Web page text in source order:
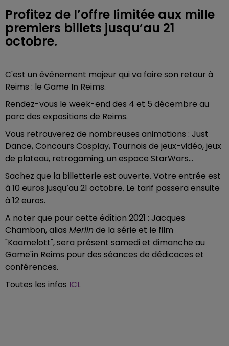
Profitez de l’offre limitée aux mille
premiers billets jusqu’au 21
octobre.
C'est un événement majeur qui va faire son retour à
Reims : le Game In Reims.
Rendez-vous le week-end des 4 et 5 décembre au
parc des expositions de Reims.
Vous retrouverez de nombreuses animations : Just
Dance, Concours Cosplay, Tournois de jeux-vidéo, jeux
de plateau, retrogaming, un espace StarWars...
Sachez que la billetterie est ouverte. Votre entrée est
à 10 euros jusqu’au 21 octobre. Le tarif passera ensuite
à 12 euros.
A noter que pour cette édition 2021 : Jacques
Chambon, alias Merlinde la série et le film
"Kaamelott", sera présent samedi et dimanche au
Game'in Reims pour des séances de dédicaces et
conférences.
Toutes les infos ICI.